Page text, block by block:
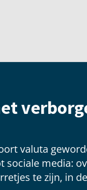
valuta
sociale media:
te zijn, in